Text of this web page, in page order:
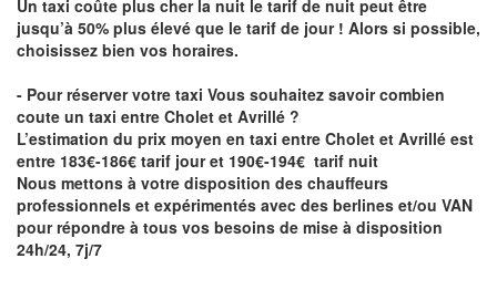
Un taxi coûte plus cher la nuit le tarif de nuit peut être
jusqu’à 50% plus élevé que le tarif de jour ! Alors si possible,
choisissez bien vos horaires.
- Pour réserver votre taxi Vous souhaitez savoircombien
coute un taxi entre Cholet et Avrillé ?
L’estimation du prix moyen en taxi entre Cholet et Avrillé est
entre 183€-186€ tarif jour et 190€-194€ tarif nuit
Nous mettons à votre disposition des chauffeurs
professionnels et expérimentés avec des berlines et/ou VAN
pour répondre à tous vos besoins de mise à disposition
24h/24, 7j/7